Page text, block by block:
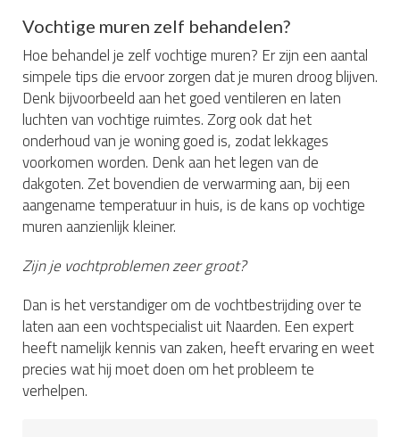
Vochtige muren zelf behandelen?
Hoe behandel je zelf vochtige muren? Er zijn een aantal
simpele tips die ervoor zorgen dat je muren droog blijven.
Denk bijvoorbeeld aan het goed ventileren en laten
luchten van vochtige ruimtes. Zorg ook dat het
onderhoud van je woning goed is, zodat lekkages
voorkomen worden. Denk aan het legen van de
dakgoten. Zet bovendien de verwarming aan, bij een
aangename temperatuur in huis, is de kans op vochtige
muren aanzienlijk kleiner.
Zijn je vochtproblemen zeer groot?
Dan is het verstandiger om de vochtbestrijding over te
laten aan een vochtspecialist uit Naarden. Een expert
heeft namelijk kennis van zaken, heeft ervaring en weet
precies wat hij moet doen om het probleem te
verhelpen.